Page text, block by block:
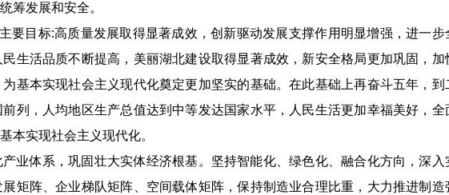
筹发展和安全。
要目标:高质量发展取得显著成效，创新驱动发展支撑作用明显增强，进一步
生活品质不断提高，美丽湖北建设取得显著成效，新安全格局更加巩固，加
基本实现社会主义现代化奠定更加坚实的基础。在此基础上再奋斗五年，到
列，人均地区生产总值达到中等发达国家水平，人民生活更加幸福美好，全
本实现社会主义现代化。
业体系，巩固壮大实体经济根基。坚持智能化、绿色化、融合化方向，深入
矩阵、企业梯队矩阵、空间载体矩阵，保持制造业合理比重，大力推进制造